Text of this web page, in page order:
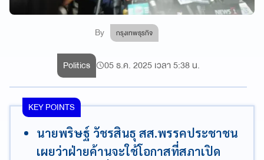
By กรุงเทพธุรกิจ
Politics 05 ธ.ค. 2025 เวลา 5:38 น.
KEY POINTS
นายพริษฐ์ วัชรสินธุ สส.พรรคประชาชน
เผยว่าฝ่ายค้านจะใช้โอกาสที่สภาเปิด